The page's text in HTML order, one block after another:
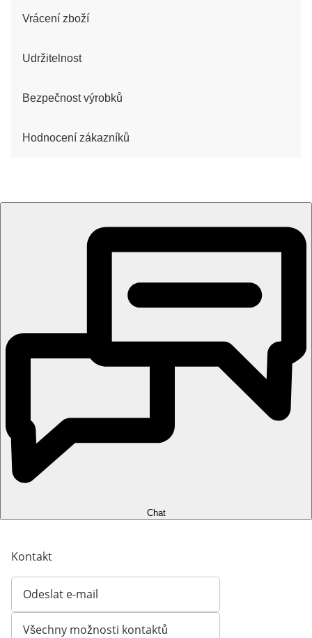
Vrácení zboží
Udržitelnost
Bezpečnost výrobků
Hodnocení zákazníků
Chat
Kontakt
Odeslat e-mail
Otevírá e-mailového klienta
Všechny možnosti kontaktů